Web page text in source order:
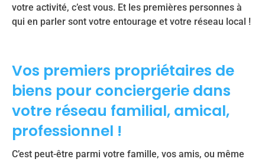
votre activité, c’est vous. Et les premières personnes à
qui en parler sont votre entourage et votre réseau local !
Vos premiers propriétaires de
biens pour conciergerie dans
votre réseau familial, amical,
professionnel !
C’est peut-être parmi votre famille, vos amis, ou même